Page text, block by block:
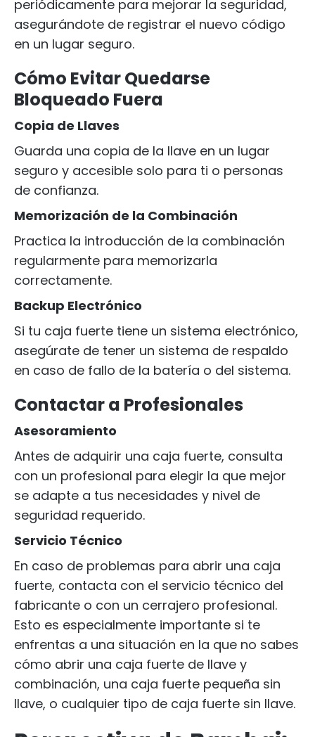
periódicamente para mejorar la seguridad,
asegurándote de registrar el nuevo código
en un lugar seguro.
Cómo Evitar Quedarse
Bloqueado Fuera
Copia de Llaves
Guarda una copia de la llave en un lugar
seguro y accesible solo para ti o personas
de confianza.
Memorización de la Combinación
Practica la introducción de la combinación
regularmente para memorizarla
correctamente.
Backup Electrónico
Si tu caja fuerte tiene un sistema electrónico,
asegúrate de tener un sistema de respaldo
en caso de fallo de la batería o del sistema.
Contactar a Profesionales
Asesoramiento
Antes de adquirir una caja fuerte, consulta
con un profesional para elegir la que mejor
se adapte a tus necesidades y nivel de
seguridad requerido.
Servicio Técnico
En caso de problemas para abrir una caja
fuerte, contacta con el servicio técnico del
fabricante o con un cerrajero profesional.
Esto es especialmente importante si te
enfrentas a una situación en la que no sabes
cómo abrir una caja fuerte de llave y
combinación, una caja fuerte pequeña sin
llave, o cualquier tipo de caja fuerte sin llave.